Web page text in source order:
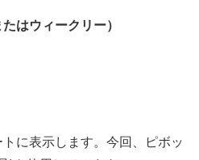
はウィークリー）
に表示します。今回、ピボッ